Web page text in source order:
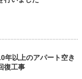
年以上のアパート空き
復工事